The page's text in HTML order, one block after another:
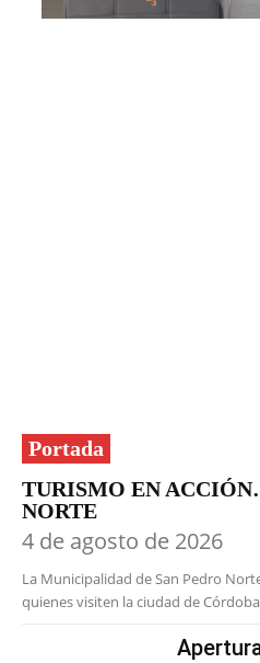
Portada
TURISMO EN
NORTE
4 de agosto de 2026
La Municipalidad de San Pedro
quienes visiten la ciudad de